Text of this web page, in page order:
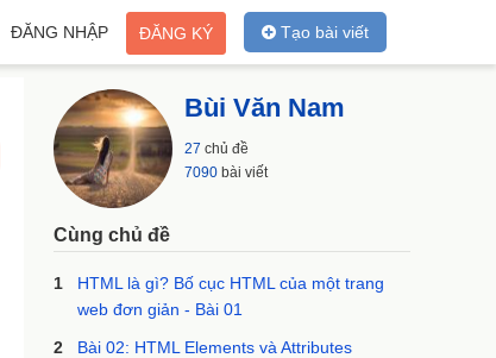
Tạo bài viết
ĐĂNG KÝ
ĐĂNG NHẬP
Bùi Văn Nam
27 chủ đề
7090 bài viết
Cùng chủ đề
1
HTML là gì? Bố cục HTML của một trang
web đơn giản - Bài 01
2
Bài 02: HTML Elements và Attributes